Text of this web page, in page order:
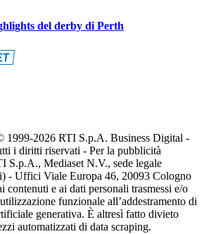
del derby di Perth
1999-2026 RTI S.p.A. Business Digital -
i diritti riservati - Per la pubblicità
S.p.A., Mediaset N.V., sede legale
- Uffici Viale Europa 46, 20093 Cologno
contenuti e ai dati personali trasmessi e/o
funzionale all’addestramento di
generativa. È altresì fatto divieto
automatizzati di data scraping.